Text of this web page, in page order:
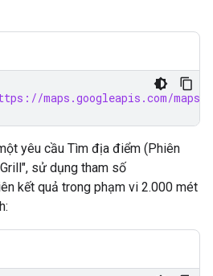
maps.googleapis.com/maps/api/
yêu cầu Tìm địa điểm (Phiên
sử dụng tham số
kết quả trong phạm vi 2.000 mét